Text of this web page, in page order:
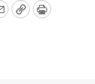
CopyPrint